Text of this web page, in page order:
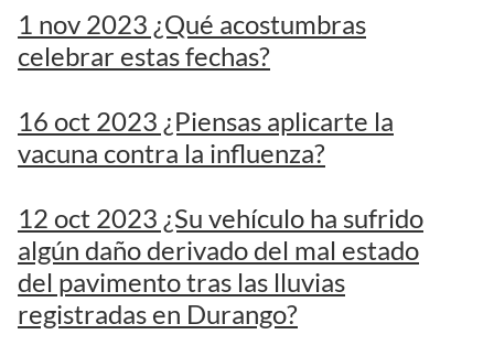
1 nov 2023 ¿Qué acostumbras
celebrar estas fechas?
16 oct 2023 ¿Piensas aplicarte la
vacuna contra la influenza?
12 oct 2023 ¿Su vehículo ha sufrido
algún daño derivado del mal estado
del pavimento tras las lluvias
registradas en Durango?